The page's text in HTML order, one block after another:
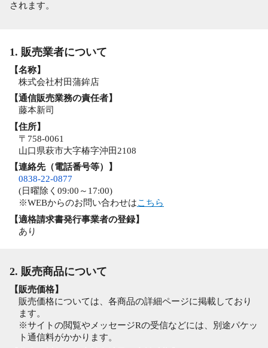
されます。
1. 販売業者について
【名称】
株式会社村田蒲鉾店
【通信販売業務の責任者】
藤本新司
【住所】
〒758-0061
山口県萩市大字椿字沖田2108
【連絡先（電話番号等）】
0838-22-0877
(日曜除く09:00～17:00)
※WEBからのお問い合わせはこちら
【適格請求書発行事業者の登録】
あり
2. 販売商品について
【販売価格】
販売価格については、各商品の詳細ページに掲載しており
ます。
※サイトの閲覧やメッセージRの受信などには、別途パケッ
ト通信料がかかります。